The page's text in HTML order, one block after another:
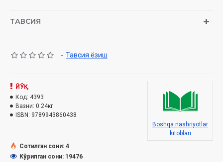
Sana:
ISBN: 978-9943-8604-3-8‎
Hajmi:116 bet‎
O’lchami:84x108 1/16‎
ТАВСИЯ
- Тавсия ёзиш
ЙЎҚ
Код: 4393
Вазни: 0.24кг
ISBN: 9789943860438‎
Boshqa nashriyotlar
kitoblari
Сотилган сони: 4
Кўрилган сони: 19476